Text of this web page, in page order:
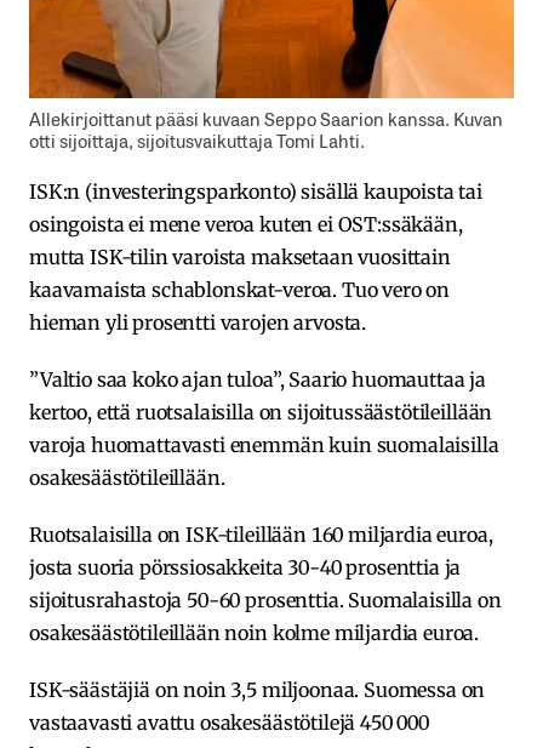
Allekirjoittanut pääsi kuvaan Seppo Saarion kanssa. Kuvan
otti sijoittaja, sijoitusvaikuttaja Tomi Lahti.
ISK:n (investeringsparkonto) sisällä kaupoista tai
osingoista ei mene veroa kuten ei OST:ssäkään,
mutta ISK-tilin varoista maksetaan vuosittain
kaavamaista schablonskat-veroa. Tuo vero on
hieman yli prosentti varojen arvosta.
”Valtio saa koko ajan tuloa”, Saario huomauttaa ja
kertoo, että ruotsalaisilla on sijoitussäästötileillään
varoja huomattavasti enemmän kuin suomalaisilla
osakesäästötileillään.
Ruotsalaisilla on ISK-tileillään 160 miljardia euroa,
josta suoria pörssiosakkeita 30-40 prosenttia ja
sijoitusrahastoja 50-60 prosenttia. Suomalaisilla on
osakesäästötileillään noin kolme miljardia euroa.
ISK-säästäjiä on noin 3,5 miljoonaa. Suomessa on
vastaavasti avattu osakesäästötilejä 450 000